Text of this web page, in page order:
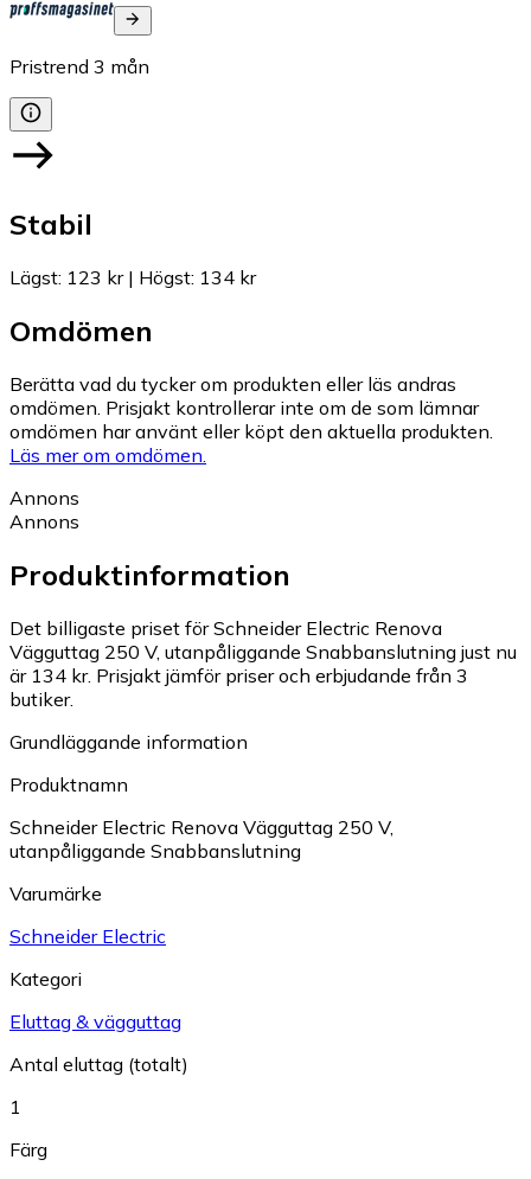
Pristrend 3 mån
Stabil
Lägst: 123 kr| Högst: 134 kr
Omdömen
Berätta vad du tycker om produkten eller läs andras
omdömen. Prisjakt kontrollerar inte om de som lämnar
omdömen har använt eller köpt den aktuella produkten.
Läs mer om omdömen.
Annons
Annons
Produktinformation
Det billigaste priset för Schneider Electric Renova
Vägguttag 250 V, utanpåliggande Snabbanslutning just nu
är 134 kr. Prisjakt jämför priser och erbjudande från 3
butiker.
Grundläggande information
Produktnamn
Schneider Electric Renova Vägguttag 250 V,
utanpåliggande Snabbanslutning
Varumärke
Schneider Electric
Kategori
Eluttag & vägguttag
Antal eluttag (totalt)
1
Färg